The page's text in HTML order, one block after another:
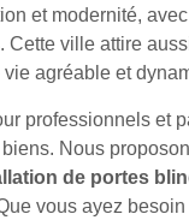
et modernité,
ville attire
agréable et
professionnels et
Nous
de portes
vous ayez